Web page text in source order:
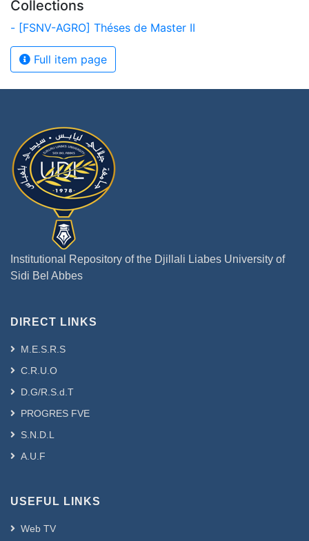
Collections
- [FSNV-AGRO] Théses de Master II
Full item page
Institutional Repository of the Djillali Liabes University of
Sidi Bel Abbes
DIRECT LINKS
M.E.S.R.S
C.R.U.O
D.G/R.S.d.T
PROGRES FVE
S.N.D.L
A.U.F
USEFUL LINKS
Web TV